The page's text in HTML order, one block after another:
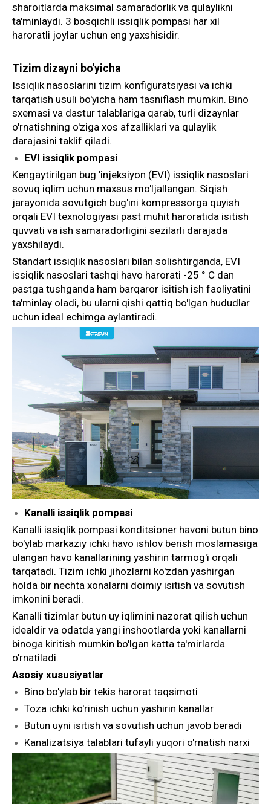
sharoitlarda maksimal samaradorlik va qulaylikni
ta'minlaydi. 3 bosqichli issiqlik pompasi har xil
haroratli joylar uchun eng yaxshisidir.
Tizim dizayni bo'yicha
Issiqlik nasoslarini tizim konfiguratsiyasi va ichki
tarqatish usuli bo'yicha ham tasniflash mumkin. Bino
sxemasi va dastur talablariga qarab, turli dizaynlar
o'rnatishning o'ziga xos afzalliklari va qulaylik
darajasini taklif qiladi.
EVI issiqlik pompasi
Kengaytirilgan bug 'injeksiyon (EVI) issiqlik nasoslari
sovuq iqlim uchun maxsus mo'ljallangan. Siqish
jarayonida sovutgich bug'ini kompressorga quyish
orqali EVI texnologiyasi past muhit haroratida isitish
quvvati va ish samaradorligini sezilarli darajada
yaxshilaydi.
Standart issiqlik nasoslari bilan solishtirganda, EVI
issiqlik nasoslari tashqi havo harorati -25 ° C dan
pastga tushganda ham barqaror isitish ish faoliyatini
ta'minlay oladi, bu ularni qishi qattiq bo'lgan hududlar
uchun ideal echimga aylantiradi.
Kanalli issiqlik pompasi
Kanalli issiqlik pompasi konditsioner havoni butun bino
bo'ylab markaziy ichki havo ishlov berish moslamasiga
ulangan havo kanallarining yashirin tarmog'i orqali
tarqatadi. Tizim ichki jihozlarni ko'zdan yashirgan
holda bir nechta xonalarni doimiy isitish va sovutish
imkonini beradi.
Kanalli tizimlar butun uy iqlimini nazorat qilish uchun
idealdir va odatda yangi inshootlarda yoki kanallarni
binoga kiritish mumkin bo'lgan katta ta'mirlarda
o'rnatiladi.
Asosiy xususiyatlar
Bino bo'ylab bir tekis harorat taqsimoti
Toza ichki ko'rinish uchun yashirin kanallar
Butun uyni isitish va sovutish uchun javob beradi
Kanalizatsiya talablari tufayli yuqori o'rnatish narxi